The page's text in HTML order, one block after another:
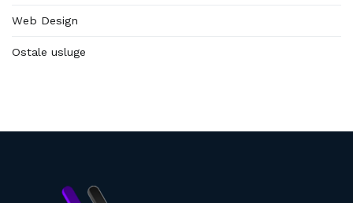
Web Design
Ostale usluge